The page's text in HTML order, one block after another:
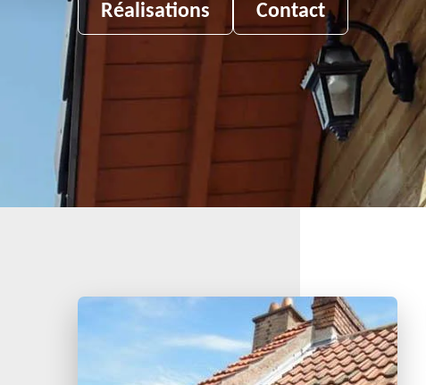
Réalisations Contact